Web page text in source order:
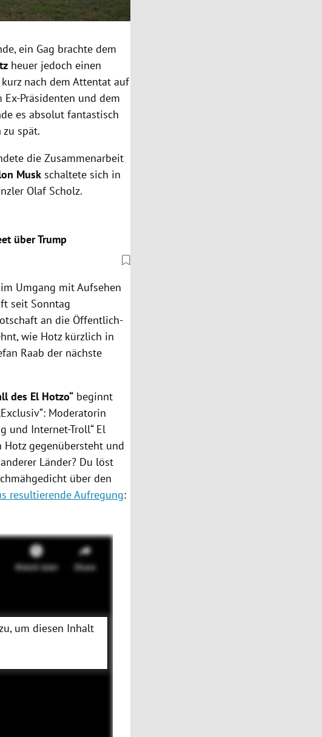
ein Gag brachte dem
heuer jedoch einen
nach dem Attentat auf
Ex-Präsidenten und dem
es absolut fantastisch
zu spät.
die Zusammenarbeit
Musk schaltete sich in
Olaf Scholz.
über Trump
Umgang mit Aufsehen
seit Sonntag
an die Öffentlich-
wie Hotz kürzlich in
Raab der nächste
des El Hotzo“ beginnt
Moderatorin
und Internet-Troll“ El
gegenübersteht und
Länder? Du löst
über den
resultierende Aufregung:
um diesen Inhalt